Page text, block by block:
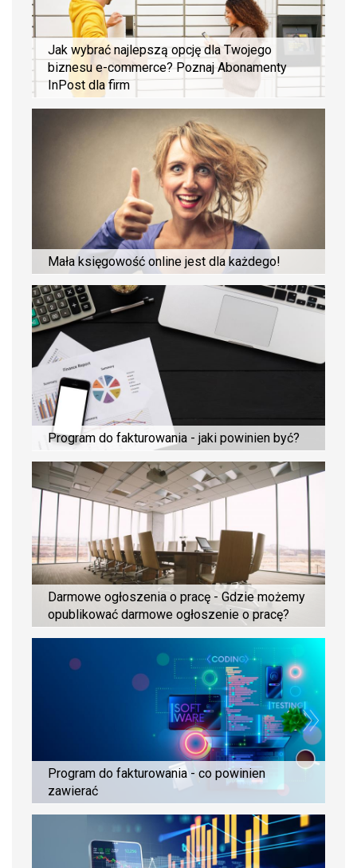
Jak wybrać najlepszą opcję dla Twojego
biznesu e-commerce? Poznaj Abonamenty
InPost dla firm
Mała księgowość online jest dla każdego!
Program do fakturowania - jaki powinien być?
Darmowe ogłoszenia o pracę - Gdzie możemy
opublikować darmowe ogłoszenie o pracę?
Program do fakturowania - co powinien
zawierać